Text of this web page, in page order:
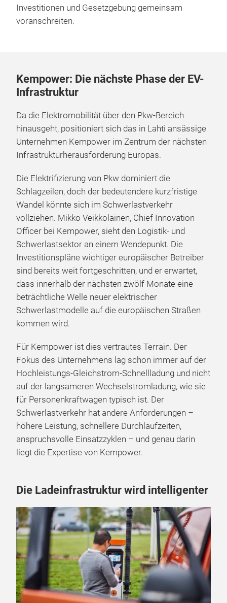
Investitionen und Gesetzgebung gemeinsam
voranschreiten.
Kempower: Die nächste Phase der EV-
Infrastruktur
Da die Elektromobilität über den Pkw-Bereich
hinausgeht, positioniert sich das in Lahti ansässige
Unternehmen Kempower im Zentrum der nächsten
Infrastrukturherausforderung Europas.
Die Elektrifizierung von Pkw dominiert die
Schlagzeilen, doch der bedeutendere kurzfristige
Wandel könnte sich im Schwerlastverkehr
vollziehen. Mikko Veikkolainen, Chief Innovation
Officer bei Kempower, sieht den Logistik- und
Schwerlastsektor an einem Wendepunkt. Die
Investitionspläne wichtiger europäischer Betreiber
sind bereits weit fortgeschritten, und er erwartet,
dass innerhalb der nächsten zwölf Monate eine
beträchtliche Welle neuer elektrischer
Schwerlastmodelle auf die europäischen Straßen
kommen wird.
Für Kempower ist dies vertrautes Terrain. Der
Fokus des Unternehmens lag schon immer auf der
Hochleistungs-Gleichstrom-Schnellladung und nicht
auf der langsameren Wechselstromladung, wie sie
für Personenkraftwagen typisch ist. Der
Schwerlastverkehr hat andere Anforderungen –
höhere Leistung, schnellere Durchlaufzeiten,
anspruchsvolle Einsatzzyklen – und genau darin
liegt die Expertise von Kempower.
Die Ladeinfrastruktur wird intelligenter